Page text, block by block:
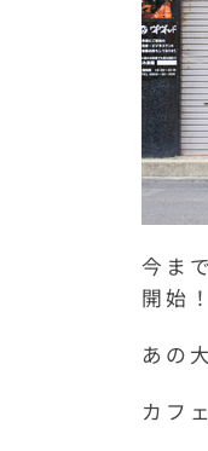
今ま
開始！
あの
カフ